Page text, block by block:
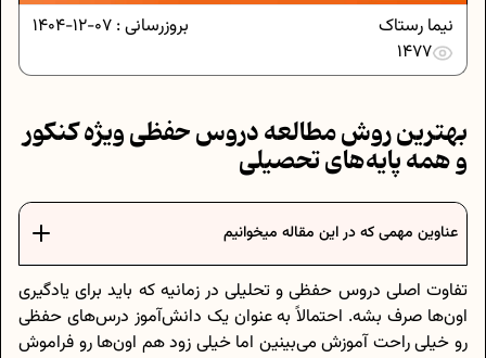
بروزرسانی : 07-12-1404
نیما رستاک
1477
بهترین روش مطالعه دروس حفظی ویژه کنکور
و همه پایه‌های تحصیلی
عناوین مهمی که در این مقاله میخوانیم
تفاوت اصلی دروس حفظی و تحلیلی در زمانیه که باید برای یادگیری
اون‌ها صرف بشه. احتمالاً به عنوان یک دانش‌آموز درس‌های حفظی
رو خیلی راحت آموزش می‌بینین اما خیلی زود هم اون‌ها رو فراموش